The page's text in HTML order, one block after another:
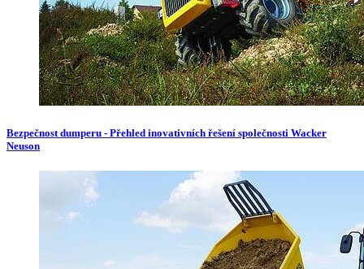
Bezpečnost dumperu - Přehled inovativních řešení společnosti Wacker
Neuson